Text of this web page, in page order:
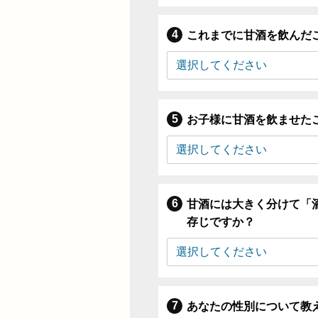
これまでに甘酒を飲んだ
お子様に甘酒を飲ませた
甘酒には大きく分けて「
存じですか？
あなたの性別について教